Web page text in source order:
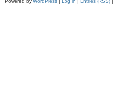
Powered by WordPress | Log in | Entries (RSS) |